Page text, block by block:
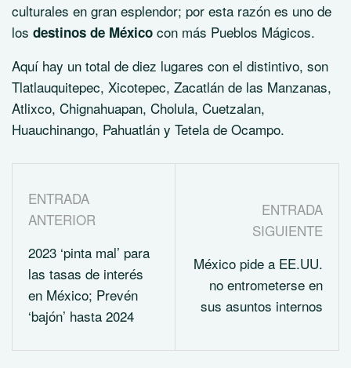
culturales en gran esplendor; por esta razón es uno de
los destinos de México con más Pueblos Mágicos.
Aquí hay un total de diez lugares con el distintivo, son
Tlatlauquitepec, Xicotepec, Zacatlán de las Manzanas,
Atlixco, Chignahuapan, Cholula, Cuetzalan,
Huauchinango, Pahuatlán y Tetela de Ocampo.
ENTRADA
ANTERIOR
2023 ‘pinta mal’ para
las tasas de interés
en México; Prevén
‘bajón’ hasta 2024
ENTRADA
SIGUIENTE
México pide a EE.UU.
no entrometerse en
sus asuntos internos